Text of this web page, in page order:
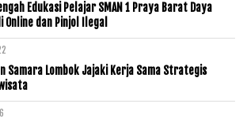
Edukasi Pelajar SMAN 1 Praya Barat Daya
Online dan Pinjol Ilegal
Samara Lombok Jajaki Kerja Sama Strategis